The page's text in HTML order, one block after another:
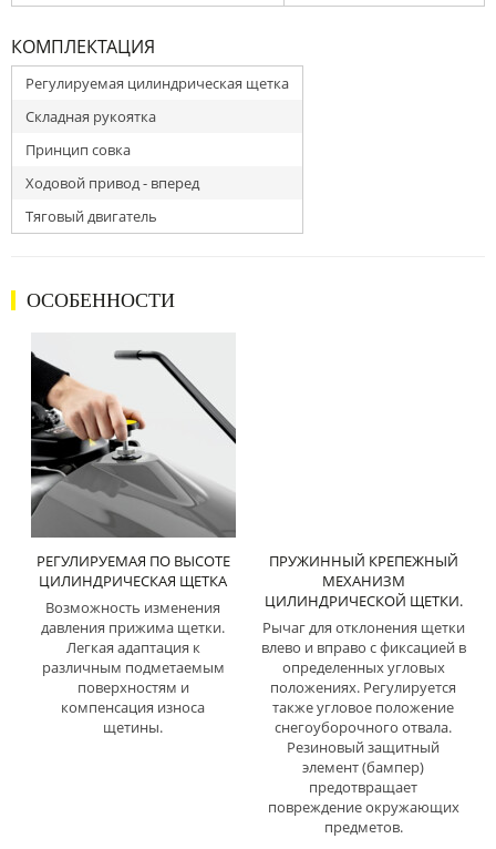
КОМПЛЕКТАЦИЯ
Регулируемая цилиндрическая щетка
Складная рукоятка
Принцип совка
Ходовой привод - вперед
Тяговый двигатель
ОСОБЕННОСТИ
РЕГУЛИРУЕМАЯ ПО ВЫСОТЕ
ЦИЛИНДРИЧЕСКАЯ ЩЕТКА
Возможность изменения
давления прижима щетки.
Легкая адаптация к
различным подметаемым
поверхностям и
компенсация износа
щетины.
ПРУЖИННЫЙ КРЕПЕЖНЫЙ
МЕХАНИЗМ
ЦИЛИНДРИЧЕСКОЙ ЩЕТКИ.
Рычаг для отклонения щетки
влево и вправо с фиксацией в
определенных угловых
положениях. Регулируется
также угловое положение
снегоуборочного отвала.
Резиновый защитный
элемент (бампер)
предотвращает
повреждение окружающих
предметов.